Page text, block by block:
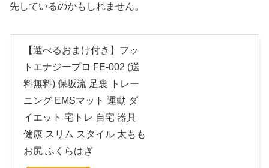
先しているのかもしれません。
【選べるおまけ付き】フッ
トエナジープロ FE-002 (送
料無料) 保坂流 足裏 トレー
ニング EMSマット 運動 ダ
イエット 宅トレ 自宅 器具
健康 スリム スタイル 太もも
お尻 ふくらはぎ